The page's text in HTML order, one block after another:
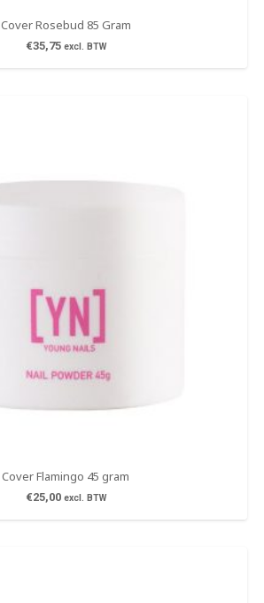
Cover Rosebud 85 Gram
€35,75 excl. BTW
Cover Flamingo 45 gram
€25,00 excl. BTW